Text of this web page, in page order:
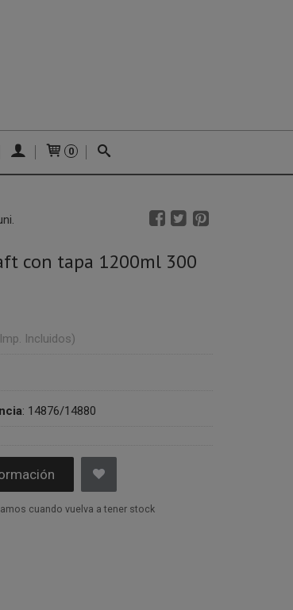
0
con tapa 1200ml 300
Incluidos)
: 14876/14880
cuando vuelva a tener stock